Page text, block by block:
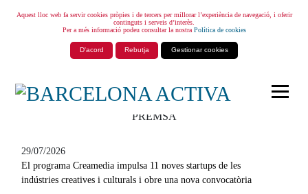
Aquest lloc web fa servir cookies pròpies i de tercers per millorar l’experiència de navegació, i oferir
continguts i serveis d’interès.
Per a més informació podeu consultar la nostra Política de cookies
D'acord Rebutja Gestionar cookies
PREMSA
29/07/2026
El programa Creamedia impulsa 11 noves startups de les
indústries creatives i culturals i obre una nova convocatòria